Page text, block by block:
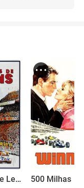
As 24 Horas de Le Mans 500 Milhas